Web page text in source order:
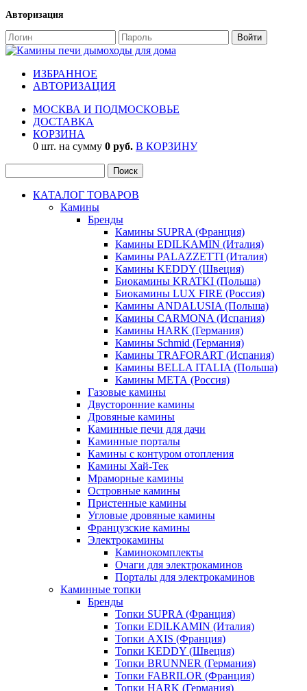
Авторизация
ИЗБРАННОЕ
АВТОРИЗАЦИЯ
МОСКВА И ПОДМОСКОВЬЕ
ДОСТАВКА
КОРЗИНА
0 шт. на сумму 0 руб. В КОРЗИНУ
КАТАЛОГ ТОВАРОВ
Камины
Бренды
Камины SUPRA (Франция)
Камины EDILKAMIN (Италия)
Камины PALAZZETTI (Италия)
Камины KEDDY (Швеция)
Биокамины KRATKI (Польша)
Биокамины LUX FIRE (Россия)
Камины ANDALUSIA (Польша)
Камины CARMONA (Испания)
Камины HARK (Германия)
Камины Schmid (Германия)
Камины TRAFORART (Испания)
Камины BELLA ITALIA (Польша)
Камины МЕТА (Россия)
Газовые камины
Двусторонние камины
Дровяные камины
Каминные печи для дачи
Каминные порталы
Камины с контуром отопления
Камины Хай-Тек
Мраморные камины
Островные камины
Пристенные камины
Угловые дровяные камины
Французские камины
Электрокамины
Каминокомплекты
Очаги для электрокаминов
Порталы для электрокаминов
Каминные топки
Бренды
Топки SUPRA (Франция)
Топки EDILKAMIN (Италия)
Топки AXIS (Франция)
Топки KEDDY (Швеция)
Топки BRUNNER (Германия)
Топки FABRILOR (Франция)
Топки HARK (Германия)